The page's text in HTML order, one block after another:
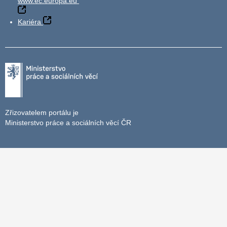
Kariéra
Zřizovatelem portálu je
Ministerstvo práce a sociálních věcí ČR